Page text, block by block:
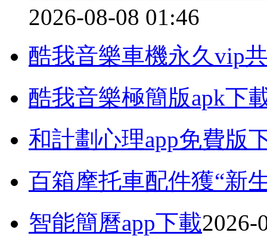
2026-08-08 01:46
酷我音樂車機永久vip
酷我音樂極簡版apk下
和計劃心理app免費版
百箱摩托車配件獲“新
智能簡曆app下載2026-